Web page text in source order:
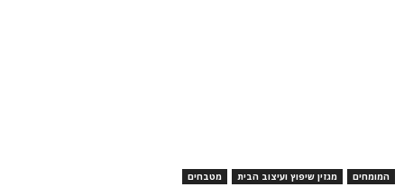
המומחים מגזין שיפוץ ועיצוב הבית מטבחים